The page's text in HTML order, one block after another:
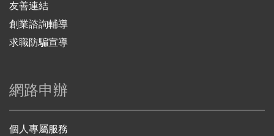
友善連結
創業諮詢輔導
求職防騙宣導
網路申辦
個人專屬服務